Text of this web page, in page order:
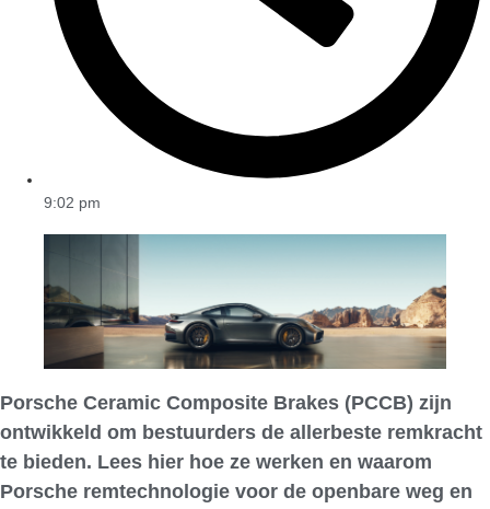
9:02 pm
Porsche Ceramic Composite Brakes (PCCB) zijn
ontwikkeld om bestuurders de allerbeste remkracht
te bieden. Lees hier hoe ze werken en waarom
Porsche remtechnologie voor de openbare weg en